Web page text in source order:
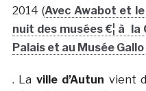
2014 (Avec Awabot et
nuit des musées €¦ à la
Palais et au Musée
. La ville d’Autun vient